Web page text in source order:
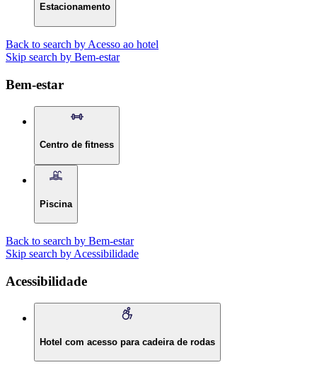
Estacionamento
Back to search by Acesso ao hotel
Skip search by Bem-estar
Bem-estar
Centro de fitness
Piscina
Back to search by Bem-estar
Skip search by Acessibilidade
Acessibilidade
Hotel com acesso para cadeira de rodas